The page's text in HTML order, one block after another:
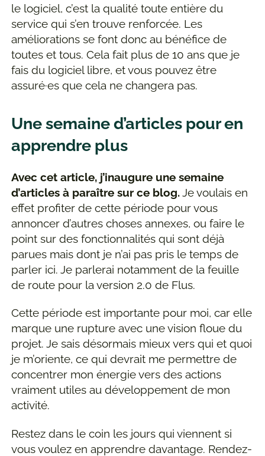
le logiciel, c’est la qualité toute entière du
service qui s’en trouve renforcée. Les
améliorations se font donc au bénéfice de
toutes et tous. Cela fait plus de 10 ans que je
fais du logiciel libre, et vous pouvez être
assuré·es que cela ne changera pas.
Une semaine d’articles pour en
apprendre plus
Avec cet article, j’inaugure une semaine
d’articles à paraître sur ce blog.Je voulais en
effet profiter de cette période pour vous
annoncer d’autres choses annexes, ou faire le
point sur des fonctionnalités qui sont déjà
parues mais dont je n’ai pas pris le temps de
parler ici. Je parlerai notamment de la feuille
de route pour la version 2.0 de Flus.
Cette période est importante pour moi, car elle
marque une rupture avec une vision floue du
projet. Je sais désormais mieux vers qui et quoi
je m’oriente, ce qui devrait me permettre de
concentrer mon énergie vers des actions
vraiment utiles au développement de mon
activité.
Restez dans le coin les jours qui viennent si
vous voulez en apprendre davantage. Rendez-